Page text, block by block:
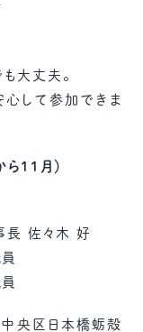
大丈夫。
心して参加できま
11月）
長 佐々木 好
中央区日本橋蛎殻